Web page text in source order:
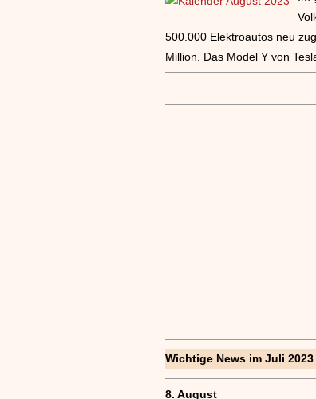
500.000 Elektroautos neu
Million. Das Model Y von
Wichtige News im Juli 2023
8. August